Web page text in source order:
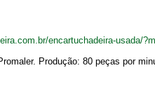
encartuchadeira-usada/
Produção: 80 peças por